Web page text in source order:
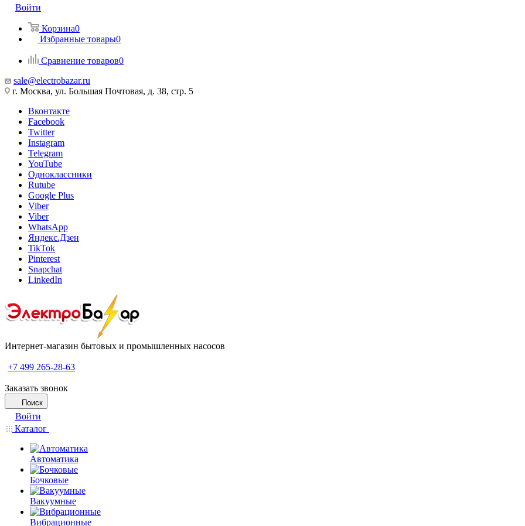
Войти
Корзина0
Избранные товары0
Сравнение товаров0
sale@electrobazar.ru
г. Москва, ул. Большая Почтовая, д. 38, стр. 5
Вконтакте
Facebook
Twitter
Instagram
Telegram
YouTube
Одноклассники
Rutube
Google Plus
Viber
Viber
WhatsApp
Яндекс.Дзен
TikTok
Pinterest
Snapchat
LinkedIn
Интернет-магазин бытовых и промышленных насосов
+7 499 265-28-63
Заказать звонок
Поиск
Войти
Каталог
Автоматика
Бочковые
Вакуумные
Вибрационные